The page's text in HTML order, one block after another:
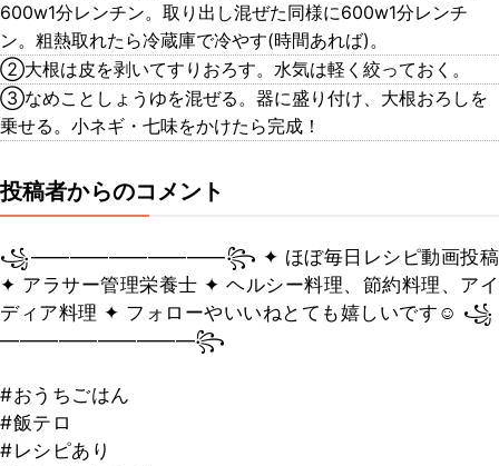
600w1分レンチン。取り出し混ぜた同様に600w1分レンチ
ン。粗熱取れたら冷蔵庫で冷やす(時間あれば)。
②大根は皮を剥いてすりおろす。水気は軽く絞っておく。
③なめことしょうゆを混ぜる。器に盛り付け、大根おろしを
乗せる。小ネギ・七味をかけたら完成！
投稿者からのコメント
꧁——————————꧂ ✦ ほぼ毎日レシピ動画投稿
✦ アラサー管理栄養士 ✦ ヘルシー料理、節約料理、アイ
ディア料理 ✦ フォローやいいねとても嬉しいです☺︎ ꧁
——————————꧂
#おうちごはん
#飯テロ
#レシピあり